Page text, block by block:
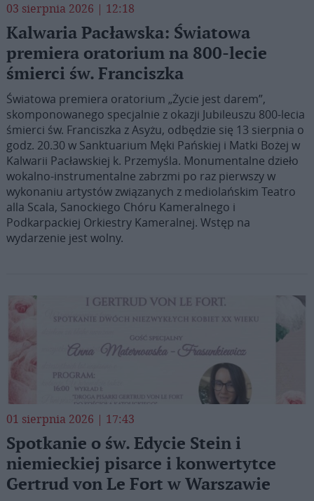
03 sierpnia 2026 | 12:18
Kalwaria Pacławska: Światowa
premiera oratorium na 800-lecie
śmierci św. Franciszka
Światowa premiera oratorium „Życie jest darem”,
skomponowanego specjalnie z okazji Jubileuszu 800-lecia
śmierci św. Franciszka z Asyżu, odbędzie się 13 sierpnia o
godz. 20.30 w Sanktuarium Męki Pańskiej i Matki Bożej w
Kalwarii Pacławskiej k. Przemyśla. Monumentalne dzieło
wokalno-instrumentalne zabrzmi po raz pierwszy w
wykonaniu artystów związanych z mediolańskim Teatro
alla Scala, Sanockiego Chóru Kameralnego i
Podkarpackiej Orkiestry Kameralnej. Wstęp na
wydarzenie jest wolny.
01 sierpnia 2026 | 17:43
Spotkanie o św. Edycie Stein i
niemieckiej pisarce i konwertytce
Gertrud von Le Fort w Warszawie